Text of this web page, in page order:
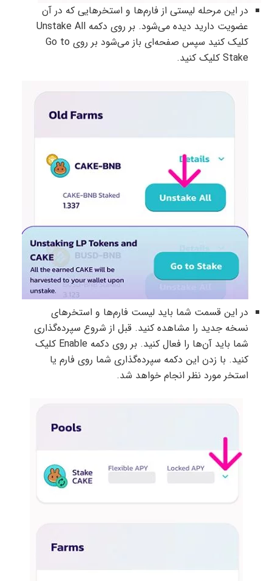
در این مرحله لیستی از فارم‌ها و استخرهایی که در آن
عضویت دارید دیده می‌شود. بر روی دکمه Unstake All
کلیک کنید سپس صفحه‌ای باز می‌شود بر روی Go to
Stake کلیک کنید.
در این قسمت شما باید لیست فارم‌ها و استخرهای
نسخه جدید را مشاهده کنید. قبل از شروع سپرده‌گذاری
شما باید آن‌ها را فعال کنید. بر روی دکمه Enable کلیک
کنید. با زدن این دکمه سپرده‌گذاری شما روی فارم یا
استخر مورد نظر انجام خواهد شد.